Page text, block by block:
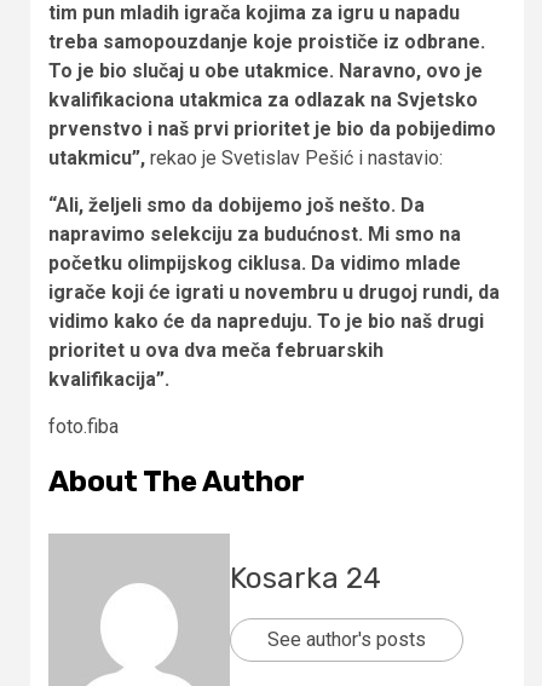
tim pun mladih igrača kojima za igru u napadu
treba samopouzdanje koje proističe iz odbrane.
To je bio slučaj u obe utakmice. Naravno, ovo je
kvalifikaciona utakmica za odlazak na Svjetsko
prvenstvo i naš prvi prioritet je bio da pobijedimo
utakmicu”, rekao je Svetislav Pešić i nastavio:
“Ali, željeli smo da dobijemo još nešto. Da
napravimo selekciju za budućnost. Mi smo na
početku olimpijskog ciklusa. Da vidimo mlade
igrače koji će igrati u novembru u drugoj rundi, da
vidimo kako će da napreduju. To je bio naš drugi
prioritet u ova dva meča februarskih
kvalifikacija”.
foto.fiba
About The Author
Kosarka 24
See author's posts